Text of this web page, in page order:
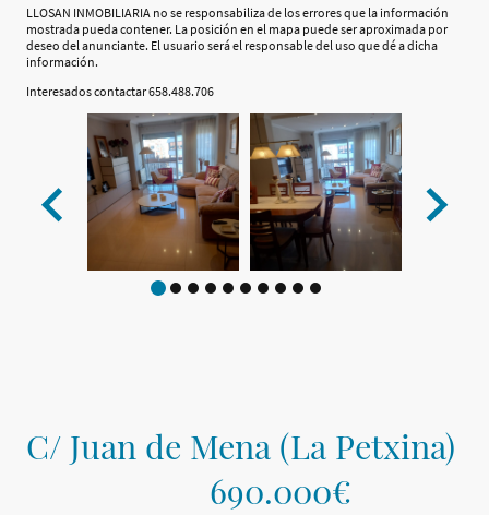
LLOSAN INMOBILIARIA no se responsabiliza de los errores que la información
mostrada pueda contener. La posición en el mapa puede ser aproximada por
deseo del anunciante. El usuario será el responsable del uso que dé a dicha
información.
Interesados contactar 658.488.706
C/ Juan de Mena (La Petxina)
690.000€